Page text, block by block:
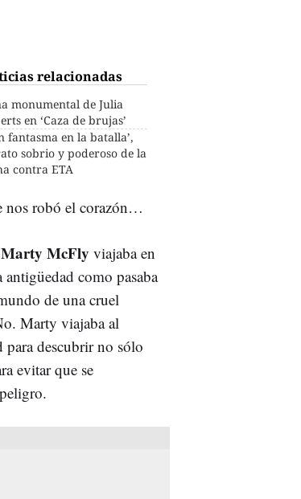
relacionadas
monumental de Julia
en ‘Caza de brujas’
fantasma en la batalla’,
sobrio y poderoso de la
contra ETA
nos robó el corazón…
Marty McFly viajaba en
como pasaba
de una cruel
Marty viajaba al
para descubrir no sólo
evitar que se